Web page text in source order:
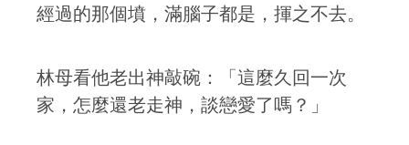
經過的那個墳，滿腦子都是，揮之不去。
林母看他老出神敲碗：「這麼久回一次
家，怎麼還老走神，談戀愛了嗎？」